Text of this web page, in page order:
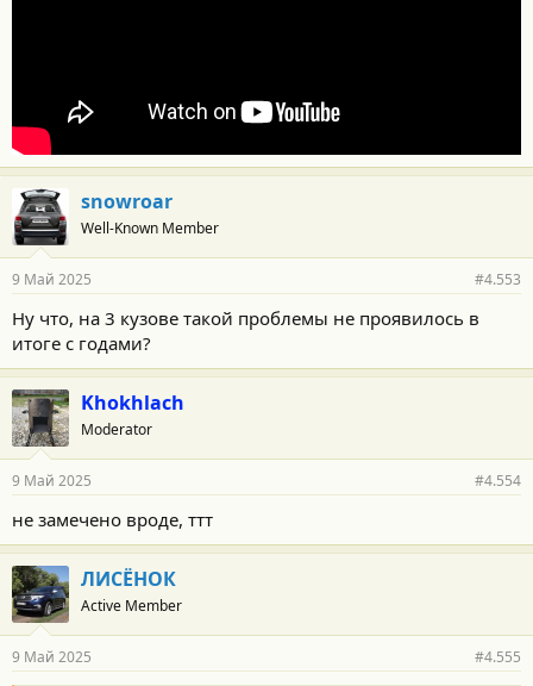
snowroar
Well-Known Member
9 Май 2025 #4.553
Ну что, на 3 кузове такой проблемы не проявилось в
итоге с годами?
Khokhlach
Moderator
9 Май 2025 #4.554
не замечено вроде, ттт
ЛИСЁНОК
Active Member
9 Май 2025 #4.555